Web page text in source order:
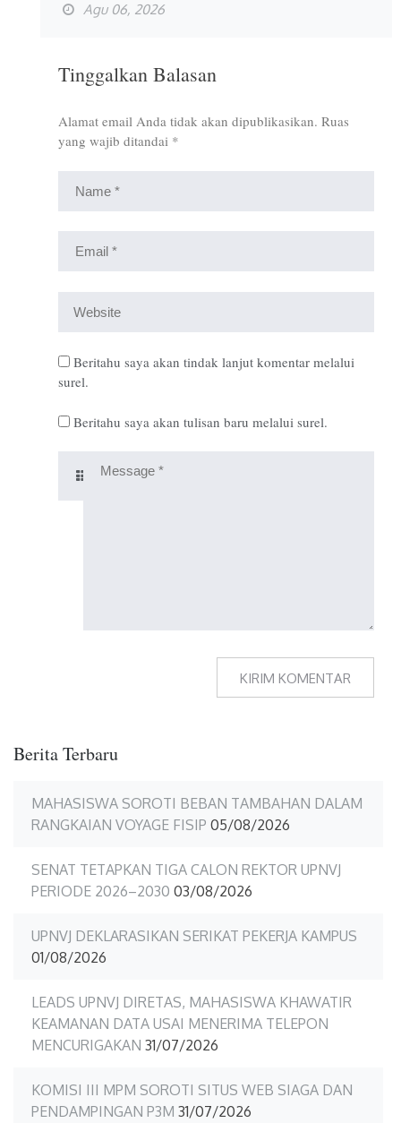
Agu 06, 2026
Tinggalkan Balasan
Alamat email Anda tidak akan dipublikasikan. Ruas
yang wajib ditandai *
Beritahu saya akan tindak lanjut komentar melalui
surel.
Beritahu saya akan tulisan baru melalui surel.
Berita Terbaru
MAHASISWA SOROTI BEBAN TAMBAHAN DALAM
RANGKAIAN VOYAGE FISIP 05/08/2026
SENAT TETAPKAN TIGA CALON REKTOR UPNVJ
PERIODE 2026–2030 03/08/2026
UPNVJ DEKLARASIKAN SERIKAT PEKERJA KAMPUS
01/08/2026
LEADS UPNVJ DIRETAS, MAHASISWA KHAWATIR
KEAMANAN DATA USAI MENERIMA TELEPON
MENCURIGAKAN 31/07/2026
KOMISI III MPM SOROTI SITUS WEB SIAGA DAN
PENDAMPINGAN P3M 31/07/2026